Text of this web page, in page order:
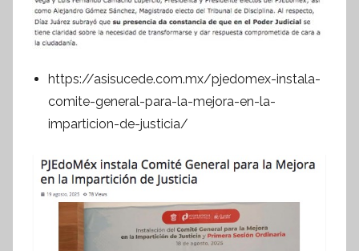
https://asisucede.com.mx/pjedomex-instala-
comite-general-para-la-mejora-en-la-
imparticion-de-justicia/